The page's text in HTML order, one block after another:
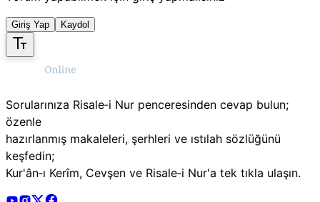
Giriş Yap Kaydol
Sorularınıza Risale‑i Nur penceresinden cevap bulun;
özenle
hazırlanmış makaleleri, şerhleri ve ıstılah sözlüğünü
keşfedin;
Kur'ân‑ı Kerîm, Cevşen ve Risale‑i Nur'a tek tıkla ulaşın.
Risale Online Youtube Hesabı
Risale Online Instagram Hesabı
Risale Online X Hesabı